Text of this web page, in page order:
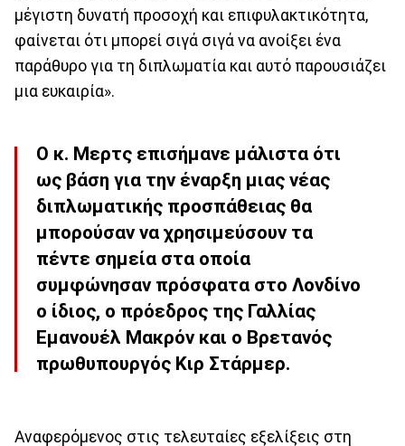
μέγιστη δυνατή προσοχή και επιφυλακτικότητα,
φαίνεται ότι μπορεί σιγά σιγά να ανοίξει ένα
παράθυρο για τη διπλωματία και αυτό παρουσιάζει
μια ευκαιρία».
Ο κ. Μερτς επισήμανε μάλιστα ότι
ως βάση για την έναρξη μιας νέας
διπλωματικής προσπάθειας θα
μπορούσαν να χρησιμεύσουν τα
πέντε σημεία στα οποία
συμφώνησαν πρόσφατα στο Λονδίνο
ο ίδιος, ο πρόεδρος της Γαλλίας
Εμανουέλ Μακρόν και ο Βρετανός
πρωθυπουργός Κιρ Στάρμερ.
Αναφερόμενος στις τελευταίες εξελίξεις στη